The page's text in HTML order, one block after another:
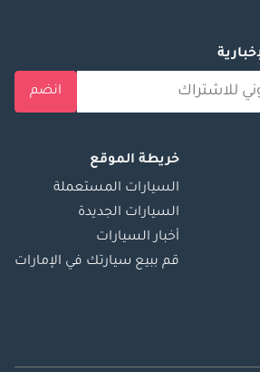
انضم
خريطة الموقع
السيارات المستعملة
السيارات الجديدة
أخبار السيارات
قم ببيع سيارتك في الإمارات